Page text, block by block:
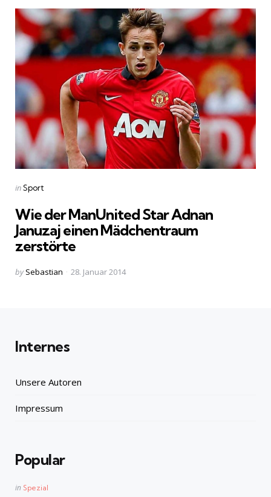
Categories
Posted
inSport
Wie der ManUnited Star Adnan
Januzaj einen Mädchentraum
zerstörte
Posted
by Sebastian 28. Januar 2014
Internes
Unsere Autoren
Impressum
Popular
Posted
in Spezial